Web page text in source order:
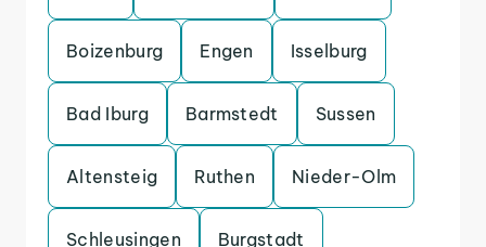
Boizenburg Engen Isselburg
Bad Iburg Barmstedt Sussen
Altensteig Ruthen Nieder-Olm
Schleusingen Burgstadt